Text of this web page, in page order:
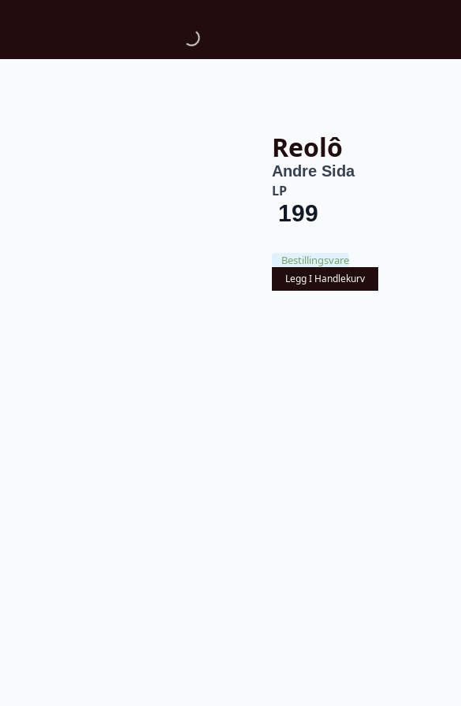
Reolô
Andre Sida
LP
199
Bestillingsvare
Legg I Handlekurv